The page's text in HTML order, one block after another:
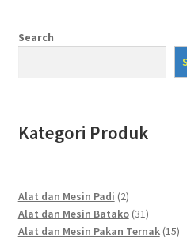
Search
Kategori Produk
Alat dan Mesin Padi 22
products
Alat dan Mesin Batako 3131
products
Alat dan Mesin Pakan Ternak 1515